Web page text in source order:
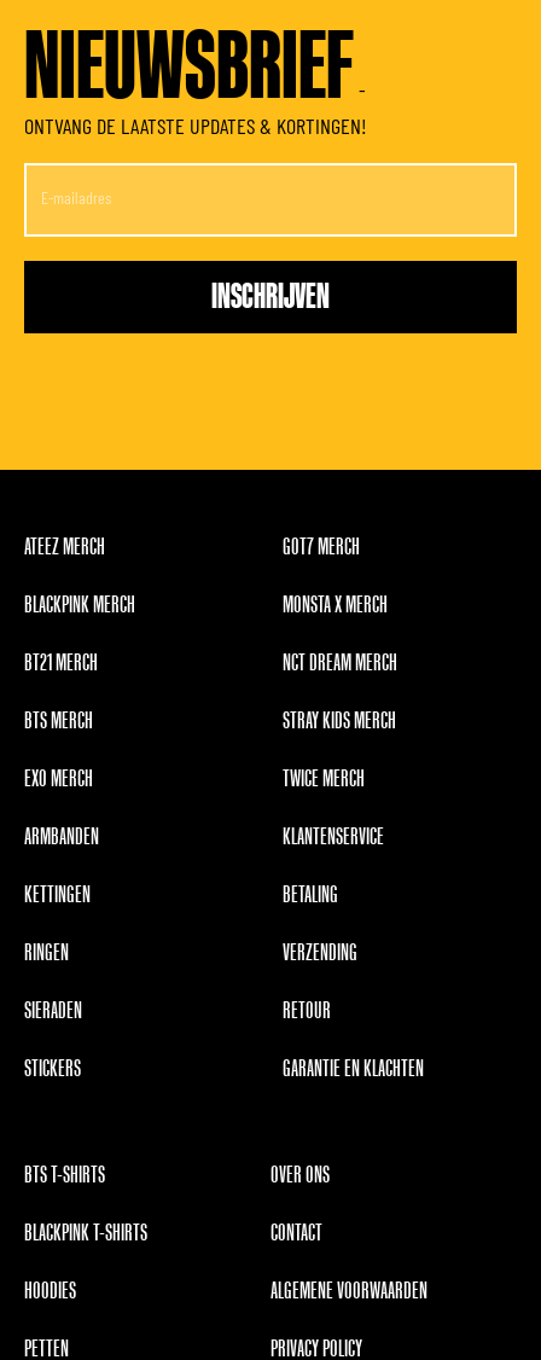
NIEUWSBRIEF -
ONTVANG DE LAATSTE UPDATES & KORTINGEN!
ATEEZ MERCH
BLACKPINK MERCH
BT21 MERCH
BTS MERCH
EXO MERCH
ARMBANDEN
KETTINGEN
RINGEN
SIERADEN
STICKERS
GOT7 MERCH
MONSTA X MERCH
NCT DREAM MERCH
STRAY KIDS MERCH
TWICE MERCH
KLANTENSERVICE
BETALING
VERZENDING
RETOUR
GARANTIE EN KLACHTEN
BTS T-SHIRTS
BLACKPINK T-SHIRTS
HOODIES
PETTEN
OVER ONS
CONTACT
ALGEMENE VOORWAARDEN
PRIVACY POLICY